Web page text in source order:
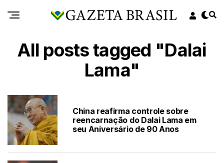
All posts tagged "Dalai
Lama"
China reafirma controle sobre
reencarnação do Dalai Lama em
seu Aniversário de 90 Anos